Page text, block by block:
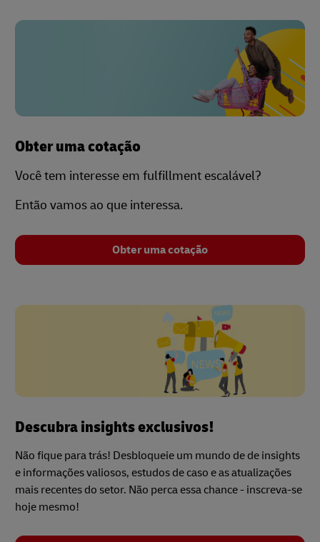
Obter uma cotação
Você tem interesse em fulfillment escalável?
Então vamos ao que interessa.
Obter uma cotação
Descubra insights exclusivos!
Não fique para trás! Desbloqueie um mundo de de insights
e informações valiosos, estudos de caso e as atualizações
mais recentes do setor. Não perca essa chance - inscreva-se
hoje mesmo!